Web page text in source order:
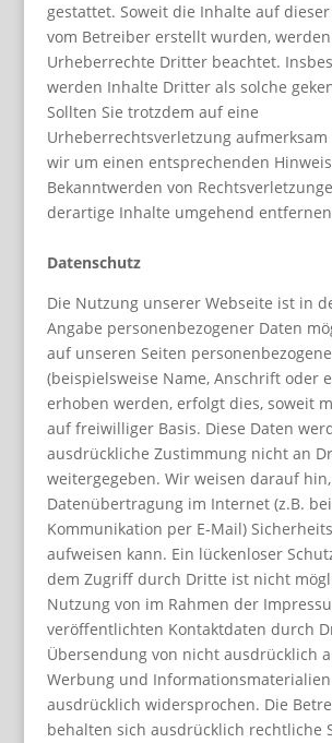
gestattet. Soweit die Inhalte auf
vom Betreiber erstellt wurden,
Urheberrechte Dritter beachtet.
werden Inhalte Dritter als solche
Sollten Sie trotzdem auf eine
Urheberrechtsverletzung
wir um einen entsprechenden
Bekanntwerden von
derartige Inhalte umgehend
Datenschutz
Die Nutzung unserer Webseite ist in
Angabe personenbezogener Daten
auf unseren Seiten
(beispielsweise Name, Anschrift oder
erhoben werden, erfolgt dies, soweit
auf freiwilliger Basis. Diese Daten
ausdrückliche Zustimmung nicht an
weitergegeben. Wir weisen darauf
Datenübertragung im Internet (z.B.
Kommunikation per E-Mail)
aufweisen kann. Ein lückenloser
dem Zugriff durch Dritte ist nicht
Nutzung von im Rahmen der
veröffentlichten Kontaktdaten durch
Übersendung von nicht ausdrücklich
Werbung und
ausdrücklich widersprochen. Die
behalten sich ausdrücklich rechtliche